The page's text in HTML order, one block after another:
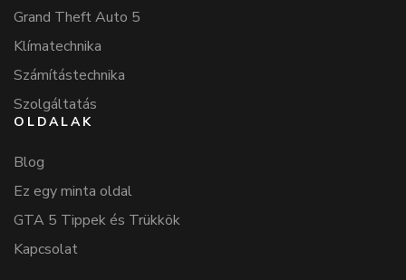
Grand Theft Auto 5
Klímatechnika
Számítástechnika
Szolgáltatás
OLDALAK
Blog
Ez egy minta oldal
GTA 5 Tippek és Trükkök
Kapcsolat